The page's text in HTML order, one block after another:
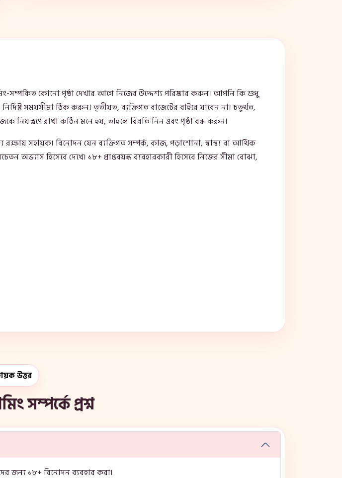
সম্পর্কিত কোনো পৃষ্ঠা দেখার আগে নিজের উদ্দেশ্য পরিষ্কার করুন। আপনি কি শুধু
সময়সীমা ঠিক করুন। তৃতীয়ত, ব্যক্তিগত বাজেটের বাইরে যাবেন না। চতুর্থত,
নিয়ন্ত্রণে রাখা কঠিন মনে হয়, তাহলে বিরতি নিন এবং পৃষ্ঠা বন্ধ করুন।
সহায়ক। বিনোদন যেন ব্যক্তিগত সম্পর্ক, কাজ, পড়াশোনা, স্বাস্থ্য বা আর্থিক
অভ্যাস হিসেবে দেখে। ১৮+ প্রাপ্তবয়স্ক ব্যবহারকারী হিসেবে নিজের সীমা বোঝা,
উত্তর
সম্পর্কে প্রশ্ন
জন্য ১৮+ বিনোদন ব্যবহার করা।